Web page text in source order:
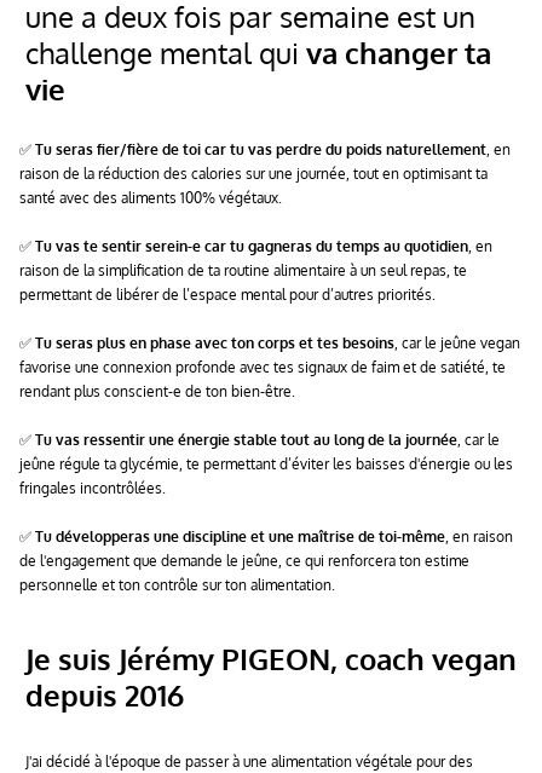
une a deux fois par semaine est un
challenge mental qui va changer ta
vie
✅ Tu seras fier/fière de toi car tu vas perdre du poids naturellement, en
raison de la réduction des calories sur une journée, tout en optimisant ta
santé avec des aliments 100% végétaux.
✅ Tu vas te sentir serein-e car tu gagneras du temps au quotidien, en
raison de la simplification de ta routine alimentaire à un seul repas, te
permettant de libérer de l’espace mental pour d’autres priorités.
✅ Tu seras plus en phase avec ton corps et tes besoins, car le jeûne vegan
favorise une connexion profonde avec tes signaux de faim et de satiété, te
rendant plus conscient-e de ton bien-être.
✅ Tu vas ressentir une énergie stable tout au long de la journée, car le
jeûne régule ta glycémie, te permettant d’éviter les baisses d'énergie ou les
fringales incontrôlées.
✅ Tu développeras une discipline et une maîtrise de toi-même, en raison
de l'engagement que demande le jeûne, ce qui renforcera ton estime
personnelle et ton contrôle sur ton alimentation.
Je suis Jérémy PIGEON, coach vegan
depuis 2016
J'ai décidé à l'époque de passer à une alimentation végétale pour des